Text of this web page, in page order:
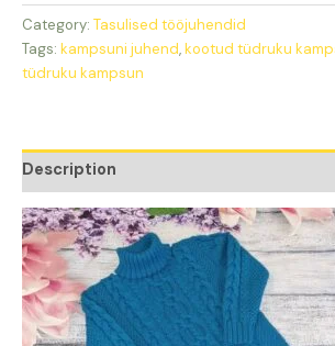
Sügise
kallistus
quantity
Category: Tasulised tööjuhendid
Tags: kampsuni juhend,kootud tüdruku
tüdruku kampsun
Description